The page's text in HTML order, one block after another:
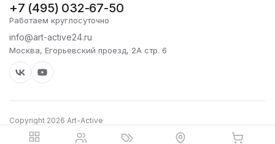
+7 (495) 032-67-50
Работаем круглосуточно
info@art-active24.ru
Москва, Егорьевский проезд, 2А стр. 6
Copyright 2026 Art-Active
Политика конфиденциальности